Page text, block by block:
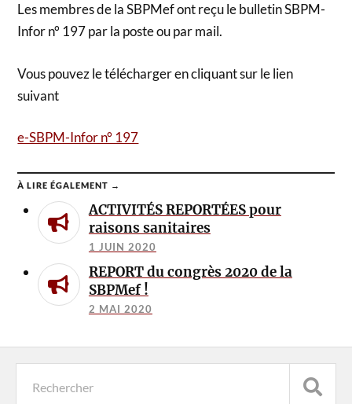
Les membres de la SBPMef ont reçu le bulletin SBPM-
Infor n° 197 par la poste ou par mail.
Vous pouvez le télécharger en cliquant sur le lien
suivant
e-SBPM-Infor n° 197
À LIRE ÉGALEMENT →
ACTIVITÉS REPORTÉES pour
raisons sanitaires
1 JUIN 2020
REPORT du congrès 2020 de la
SBPMef !
2 MAI 2020